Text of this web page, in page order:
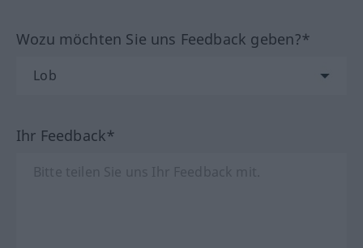
Wozu möchten Sie uns Feedback geben?*
Ihr Feedback*